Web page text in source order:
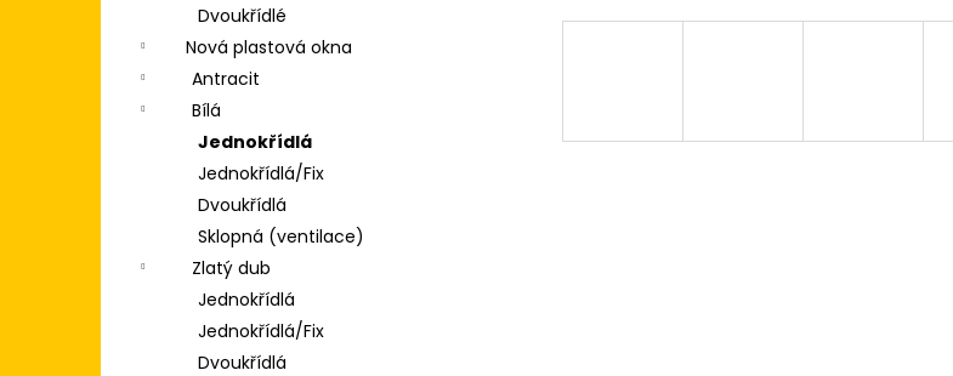
Dvoukřídlé
Nová plastová okna
Antracit
Bílá
Jednokřídlá
Jednokřídlá/Fix
Dvoukřídlá
Sklopná (ventilace)
Zlatý dub
Jednokřídlá
Jednokřídlá/Fix
Dvoukřídlá
POSUVNÉ DVEŘE 200X200
(2000X2000) KLIKA/KLIKA, ZÁMEK,
3SKLO BÍLÁ/BÍLÁ